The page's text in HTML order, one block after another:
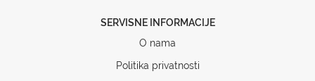
SERVISNE INFORMACIJE
O nama
Politika privatnosti